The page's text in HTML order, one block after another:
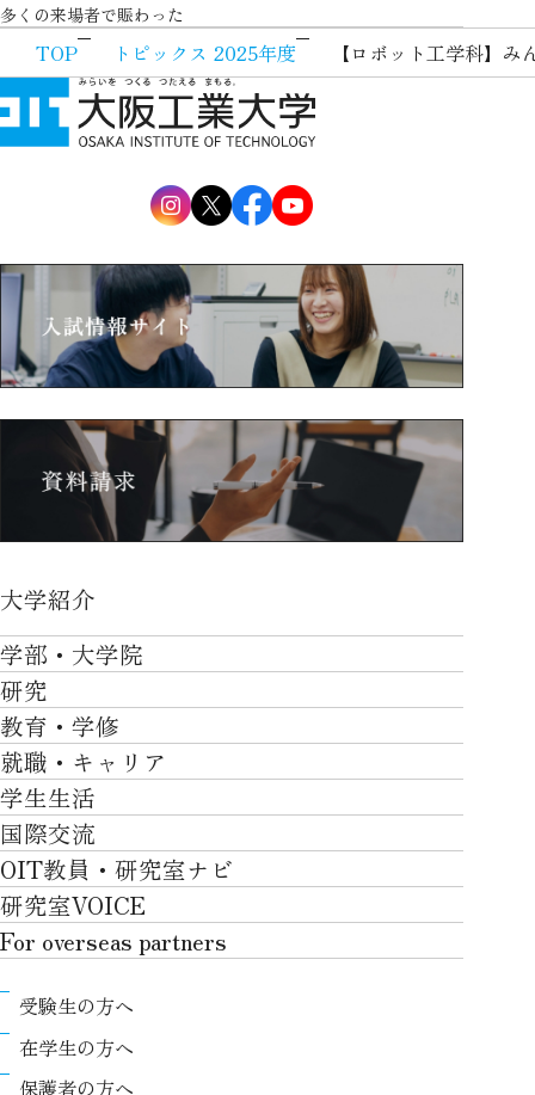
多くの来場者で賑わった
TOP トピックス 2025年度 【ロボット工学科】
大学紹介
大学紹介TOP
OVER THE LIMIT
大学について
施設一覧
社会・地域・高大連携
川上村での取り組み
アクセス
ポリシー/コンプライアンス
卒業生VOICE
学部・大学院
学部・大学院TOP
工学部
ロボティクス＆デザイン工学部
情報科学部
知的財産学部
工学研究科
ロボティクス＆デザイン工学研究科
知的財産専門職大学院
研究
研究TOP
研究について
産官学連携
教育・学修
教育・学修TOP
卒業時質保証を担う独自の教育システム
自律学修
学習支援
リカレント教育プログラム
高大接続
教職課程
教育センター
履修、授業、試験について
就職・キャリア
就職・キャリアTOP
就職サポート
キャリア形成
インターンシップ
学生生活
学生生活TOP
キャンパスライフ
課外活動
学費
奨学金
生活支援
情報センター
国際交流
国際交流TOP
グローバルな人材育成
国際交流プログラムについて
国際交流プログラムのサポート体制等
キャンパス内での国際交流
国際交流センター
OIT教員・研究室ナビ
研究室VOICE
For overseas partners
About
Research
受験生の方へ
在学生の方へ
保護者の方へ